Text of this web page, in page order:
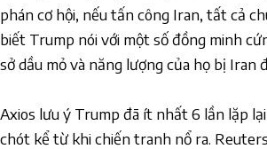
phán cơ hội, nếu tấn công Iran, tất cả
biết Trump nói với một số đồng minh
sở dầu mỏ và năng lượng của họ bị Iran
Axios lưu ý Trump đã ít nhất 6 lần lặp
chót kể từ khi chiến tranh nổ ra.